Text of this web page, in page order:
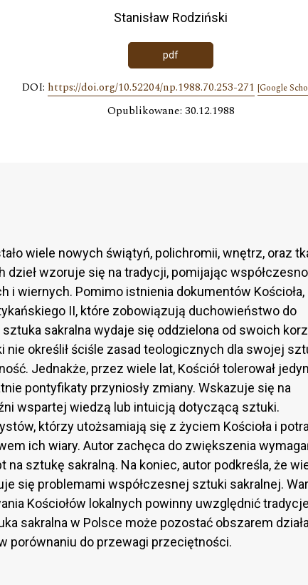
Stanisław Rodziński
pdf
DOI: https://doi.org/10.52204/np.1988.70.253-271 [Google
Opublikowane: 30.12.1988
wiele nowych świątyń, polichromii, wnętrz, oraz
dzieł wzoruje się na tradycji, pomijając
i wiernych. Pomimo istnienia dokumentów Kościoła,
II, które zobowiązują duchowieństwo do
sakralna wydaje się oddzielona od swoich
nie określił ściśle zasad teologicznych dla swojej
Jednakże, przez wiele lat, Kościół tolerował
pontyfikaty przyniosły zmiany. Wskazuje się na
wspartej wiedzą lub intuicją dotyczącą sztuki.
którzy utożsamiają się z życiem Kościoła i
ich wiary. Autor zachęca do zwiększenia
sztukę sakralną. Na koniec, autor podkreśla, że
się problemami współczesnej sztuki sakralnej.
Kościołów lokalnych powinny uwzględnić
sakralna w Polsce może pozostać obszarem
porównaniu do przewagi przeciętności.